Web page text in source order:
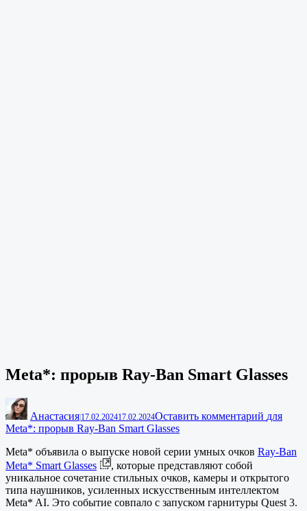
Meta*: прорыв Ray-Ban Smart Glasses
Анастасия|17.02.202417.02.2024Оставить комментарий для
Meta*: прорыв Ray-Ban Smart Glasses
Meta* объявила о выпуске новой серии умных очков Ray-Ban
Meta* Smart Glasses
, которые представляют собой
уникальное сочетание стильных очков, камеры и открытого
типа наушников, усиленных искусственным интеллектом
Meta* AI. Это событие совпало с запуском гарнитуры Quest 3.